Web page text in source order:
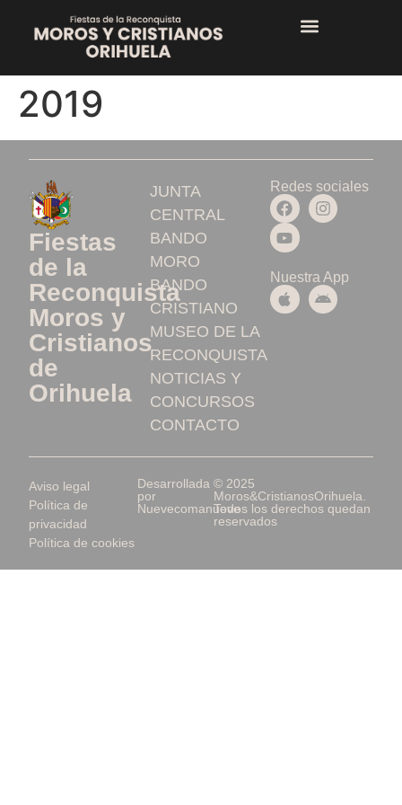
2019
Fiestas
de la
Reconquista
Moros y
Cristianos
de
Orihuela
JUNTA
CENTRAL
BANDO
MORO
BANDO
CRISTIANO
MUSEO DE LA
RECONQUISTA
NOTICIAS Y
CONCURSOS
CONTACTO
Redes sociales
Nuestra App
Aviso legal
Política de
privacidad
Política de cookies
Desarrollada
por
Nuevecomanueve
© 2025
Moros&CristianosOrihuela.
Todos los derechos quedan
reservados